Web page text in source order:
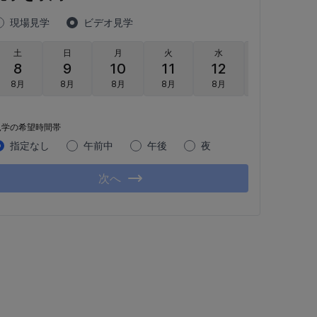
現場見学 ビデオ見学
土
8
8月
日
9
8月
月
10
8月
火
11
8月
水
12
8月
の希望時間帯
指定なし 午前中 午後 夜
次へ